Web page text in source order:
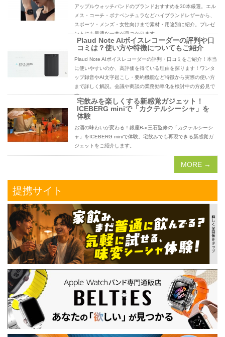
アップルウォッチバンドのブランドおすすめを30本厳選。エル
メス・コーチ・ボナベンチュラなどハイブランドレザーから、
スポーツ・メンズ・女性向けまで素材・用途別に紹介。プレゼ
ントにも最適な一本が見つかります。
Plaud Note AIボイスレコーダーの評判や口
コミは？使い方や特徴についてもご紹介
Plaud Note AIボイスレコーダーの評判・口コミをご紹介！本当
に使いやすいのか、高評価を得ている理由を探ります！ワンタ
ップ録音やAI文字起こし・要約機能など特徴から実際の使い方
まで詳しく解説。会議や商談の業務効率化を検討中の方必見で
す。
宅飲みを楽しくする新感覚ガジェット！
ICEBERG miniで「カクテルシーシャ」を
体験
お酒の味わいが変わる！銀座Bar三石監修の「カクテルシーシ
ャ」をICEBERG miniで体験。宅飲みでも再現できる新感覚ガ
ジェットをご紹介します。
MORE →
提携サイト